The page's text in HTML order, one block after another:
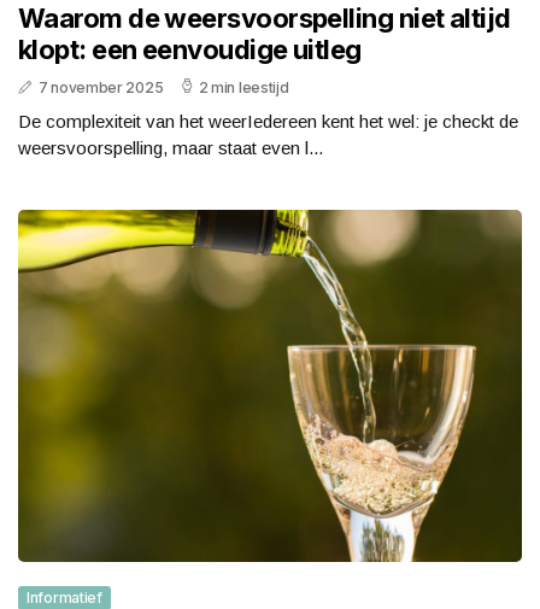
Waarom de weersvoorspelling niet altijd
klopt: een eenvoudige uitleg
7 november 2025 2 min leestijd
De complexiteit van het weerIedereen kent het wel: je checkt de
weersvoorspelling, maar staat even l...
Informatief